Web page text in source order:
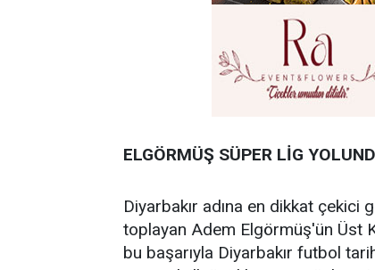
ELGÖRMÜŞ SÜPER LİG
Diyarbakır adına en dikkat çekici
toplayan Adem Elgörmüş'ün Üst
bu başarıyla Diyarbakır futbol